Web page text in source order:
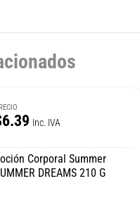
Inc. IVA
Corporal Summer
DREAMS 210 G